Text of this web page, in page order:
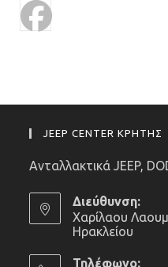
JEEP CENTER ΚΡΗΤΗΣ
Ανταλλακτικά JEEP,
Διεύθυνση:
Χαρίλαου
Ηρακλείου
Τηλέφωνο: